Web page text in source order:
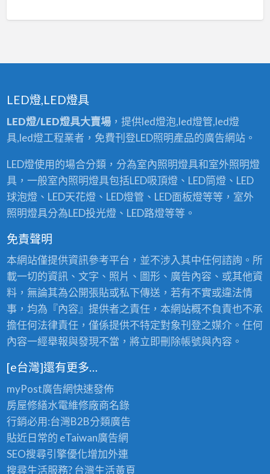
LED燈,LED燈具
LED燈/LED燈具大賣場，提供led燈泡,led燈管,led燈
具,led燈工程業者，免費刊登LED照明產品的廣告網站。
LED燈使用的場合分類，分為室內照明燈具和室外照明燈
具，一般室內照明燈具包括LED吸頂燈、LED筒燈、LED
球泡燈、LED天花燈、LED燈管、LED面板燈等等，室外
照明燈具分為LED投光燈、LED路燈等等。
免責聲明
本網站僅提供資訊參考平台，並不涉入其中任何諮詢。所
載一切的資訊、文字、照片、圖形、廣告內容、或其他資
料，無論其為公開張貼或私下傳送，若有不實或違法情
事，均為『內容』提供者之責任，本網站概不負責也不承
擔任何法律責任，僅係提供不特定對象刊登之媒介。任何
內容一經舉報與發現不當，將立即刪除帳號與內容。
[e台灣]還有更多…
myPost廣告網快速發佈
房屋修繕水電維修廠商名錄
行銷必用:台灣B2B分類廣告
貼近日常的 eTaiwan廣告網
SEO搜尋引擎優化增加外連
搜尋生活服務? 台灣生活黃頁